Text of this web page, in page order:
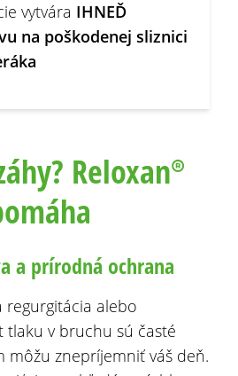
vytvára IHNEĎ
na poškodenej sliznici
Reloxan®
a prírodná ochrana
regurgitácia alebo
tlaku v bruchu sú časté
môžu znepríjemniť váš deň.